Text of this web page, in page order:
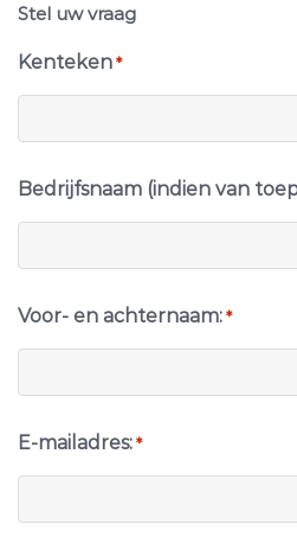
Stel uw vraag
Kenteken *
Bedrijfsnaam (indien van
Voor- en achternaam: *
E-mailadres: *